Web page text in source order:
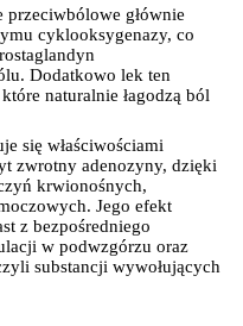
przeciwbólowe głównie
cyklooksygenazy, co
Dodatkowo lek ten
naturalnie łagodzą ból
się właściwościami
zwrotny adenozyny, dzięki
krwionośnych,
Jego efekt
z bezpośredniego
w podwzgórzu oraz
substancji wywołujących